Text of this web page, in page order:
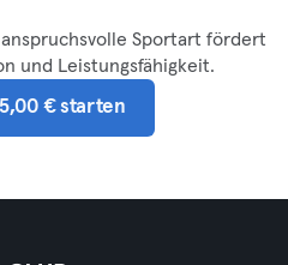
Sportart fördert
und Leistungsfähigkeit.
€ starten